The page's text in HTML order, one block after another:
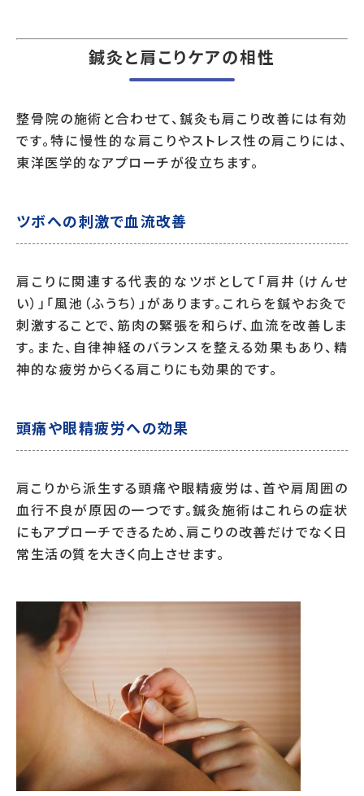
鍼灸と肩こりケアの相性
整骨院の施術と合わせて、鍼灸も肩こり改善には有効
です。特に慢性的な肩こりやストレス性の肩こりには、
東洋医学的なアプローチが役立ちます。
ツボへの刺激で血流改善
肩こりに関連する代表的なツボとして「肩井（けんせ
い）」「風池（ふうち）」があります。これらを鍼やお灸で
刺激することで、筋肉の緊張を和らげ、血流を改善しま
す。また、自律神経のバランスを整える効果もあり、精
神的な疲労からくる肩こりにも効果的です。
頭痛や眼精疲労への効果
肩こりから派生する頭痛や眼精疲労は、首や肩周囲の
血行不良が原因の一つです。鍼灸施術はこれらの症状
にもアプローチできるため、肩こりの改善だけでなく日
常生活の質を大きく向上させます。